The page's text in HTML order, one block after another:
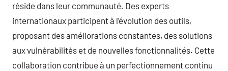
réside dans leur communauté. Des experts
internationaux participent à l’évolution des outils,
proposant des améliorations constantes, des solutions
aux vulnérabilités et de nouvelles fonctionnalités. Cette
collaboration contribue à un perfectionnement continu